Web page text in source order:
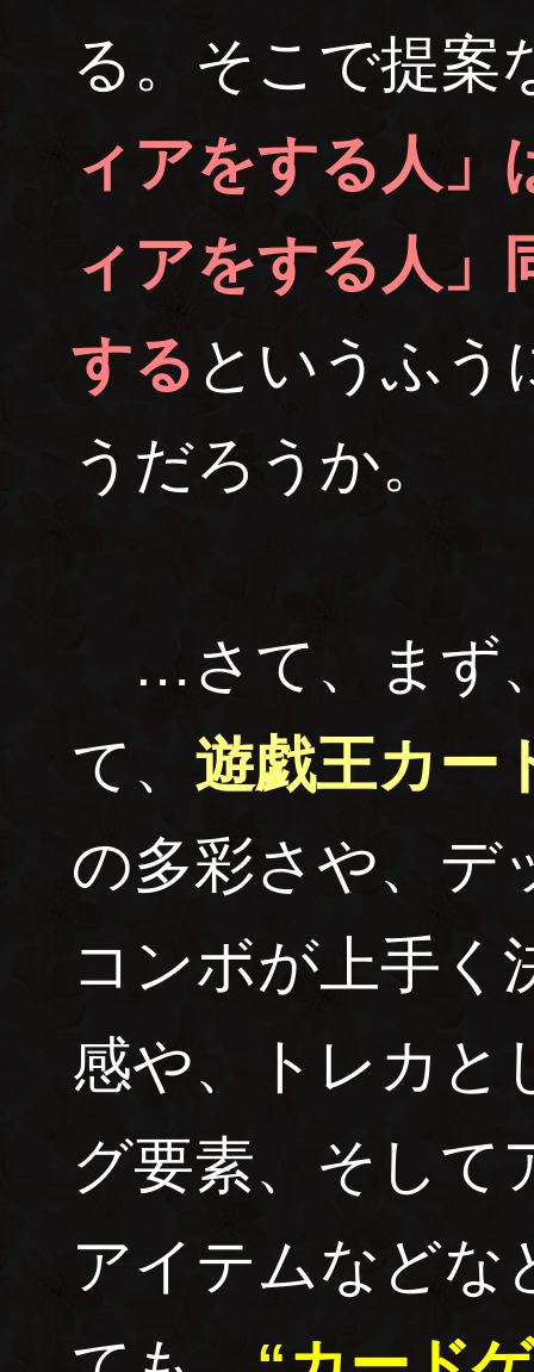
る。そこで提案
ィアをする人」
ィアをする人」
する というふう
うだろうか。
…さて、まず
て、 遊戯王カー
の多彩さや、デ
コンボが上手く
感や、トレカと
グ要素、そして
アイテムなどな